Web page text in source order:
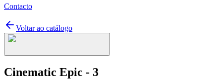
Contacto
Voltar ao catálogo
Cinematic Epic - 3